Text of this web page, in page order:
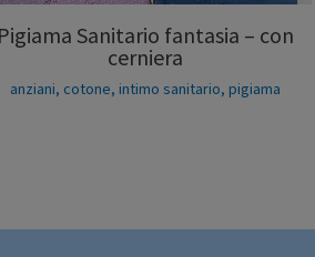
Pigiama Sanitario fantasia – con
cerniera
anziani, cotone,intimo sanitario,pigiama